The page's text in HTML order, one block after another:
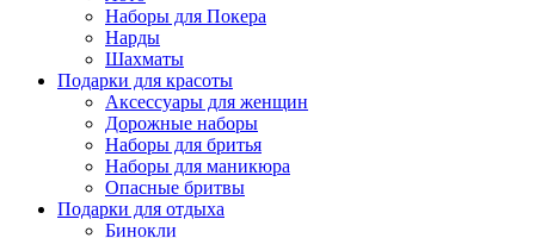
Наборы для Покера
Нарды
Шахматы
Подарки для красоты
Аксессуары для женщин
Дорожные наборы
Наборы для бритья
Наборы для маникюра
Опасные бритвы
Подарки для отдыха
Бинокли